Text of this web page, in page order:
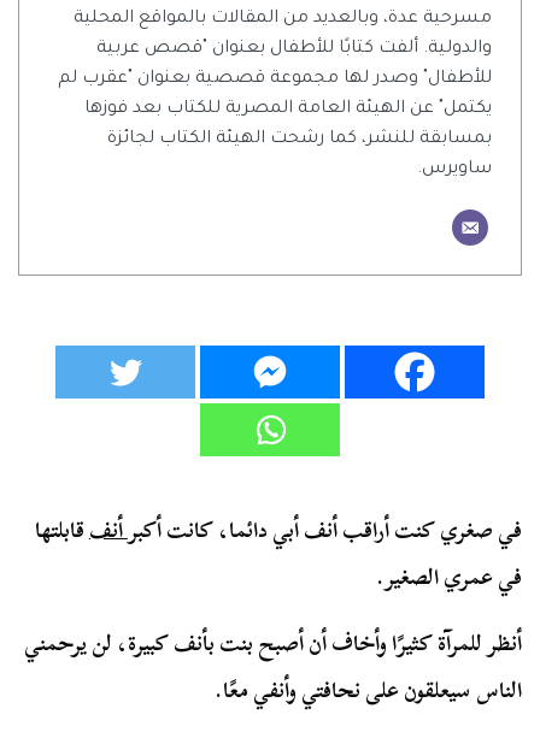
مسرحية عدة، وبالعديد من المقالات بالمواقع المحلية
والدولية. ألفت كتابًا للأطفال بعنوان "قصص عربية
للأطفال" وصدر لها مجموعة قصصية بعنوان "عقرب لم
يكتمل" عن الهيئة العامة المصرية للكتاب بعد فوزها
بمسابقة للنشر، كما رشحت الهيئة الكتاب لجائزة
ساويرس.
في صغري كنت أراقب أنف أبي دائما، كانت أكبرأنفقابلتها
في عمري الصغير.
أنظر للمرآة كثيرًا وأخاف أن أصبح بنت بأنف كبيرة، لن يرحمني
الناس سيعلقون على نحافتي وأنفي معًا.